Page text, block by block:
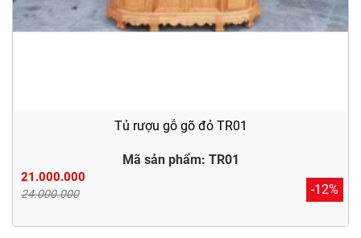
Tủ rượu gỗ gõ đỏ TR01
Mã sản phẩm: TR01
21.000.000
24.000.000 -12%